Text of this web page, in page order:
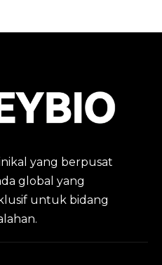
yang berpusat
global yang
untuk bidang